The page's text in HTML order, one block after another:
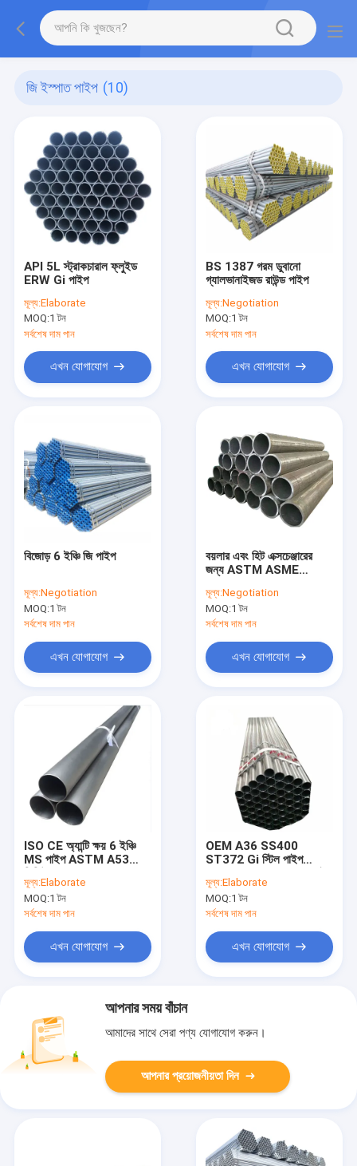
জি ইস্পাত পাইপ (10)
API 5L স্ট্রাকচারাল ফ্লুইড
ERW Gi পাইপ
মূল্য:Elaborate
MOQ:1 টন
সর্বশেষ দাম পান
এখন যোগাযোগ
BS 1387 গরম ডুবানো
গ্যালভানাইজড রাউন্ড পাইপ
মূল্য:Negotiation
MOQ:1 টন
সর্বশেষ দাম পান
এখন যোগাযোগ
বিজোড় 6 ইঞ্চি জি পাইপ
মূল্য:Negotiation
MOQ:1 টন
সর্বশেষ দাম পান
এখন যোগাযোগ
বয়লার এবং হিট এক্সচেঞ্জারের
জন্য ASTM ASME
জিআই স্টিল পাইপ
মূল্য:Negotiation
MOQ:1 টন
সর্বশেষ দাম পান
এখন যোগাযোগ
ISO CE অ্যান্টি ক্ষয় 6 ইঞ্চি
MS পাইপ ASTM A53
গ্যালভানাইজড পাইপ
মূল্য:Elaborate
MOQ:1 টন
সর্বশেষ দাম পান
এখন যোগাযোগ
OEM A36 SS400
ST372 Gi স্টিল পাইপ
স্টিল টিউব
মূল্য:Elaborate
MOQ:1 টন
সর্বশেষ দাম পান
এখন যোগাযোগ
আপনার সময় বাঁচান
আমাদের সাথে সেরা পণ্য যোগাযোগ করুন।
আপনার প্রয়োজনীয়তা দিন